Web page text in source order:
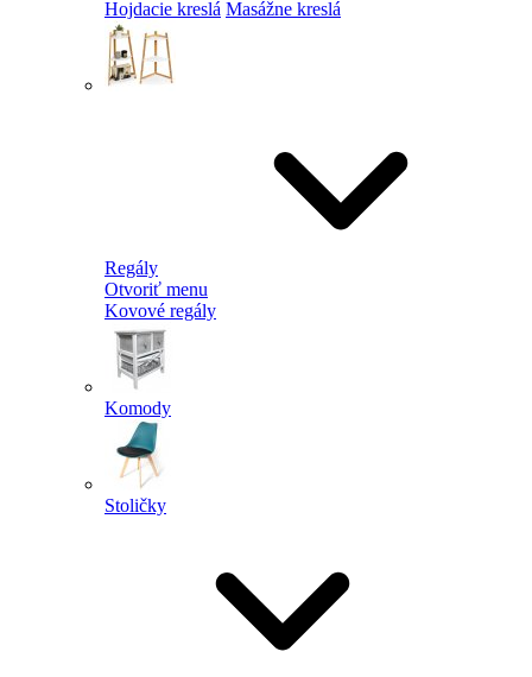
Hojdacie kreslá Masážne kreslá
Regály
Otvoriť menu
Kovové regály
Komody
Stoličky